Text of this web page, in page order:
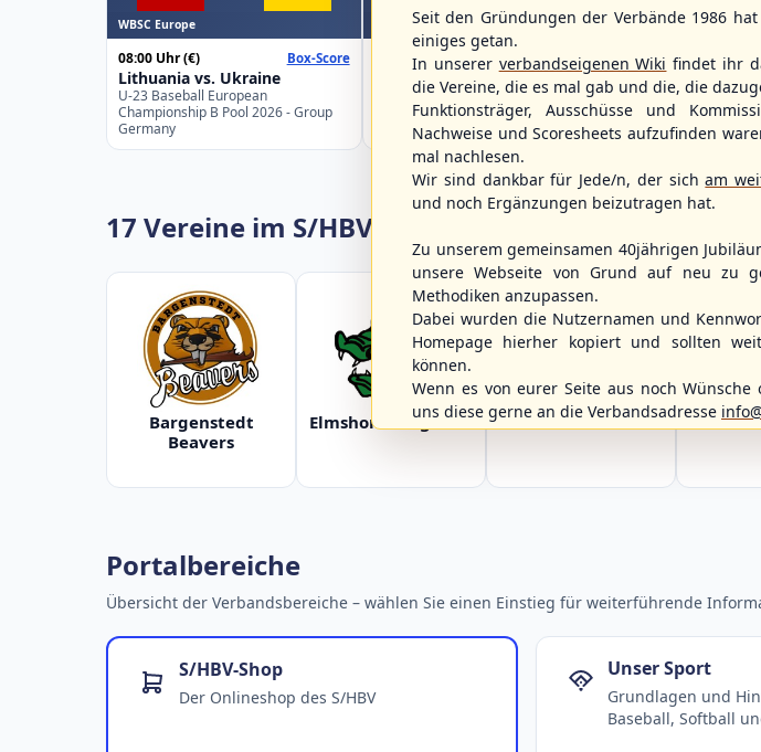
WBSC Europe
08:00 Uhr(€) Box-Score
Lithuania vs. Ukraine
U-23 Baseball European
Championship B Pool 2026 - Group
Germany
WBSC Europe
08:00 Uhr(€) Box-Score
Croatia vs. Greece
U-23 Baseball European
Championship B Pool 2026 - Group
WBSC Europe
11:30 Uhr(€)
Switzerland vs.
U-23 Baseball
Championship B
Spain
17 Vereine im S/HBV
Bargenstedt
Beavers
Elmshorn Alligators Fehmarn Islanders
Portalbereiche
Übersicht der Verbandsbereiche – wählen Sie einen Einstieg für weiterführende
S/HBV-Shop
Der Onlineshop des S/HBV
Unser Sport
Grundlagen und
Baseball, Softball
Seit den Gründungen der Verbände 1986
einiges getan.
In unserer verbandseigenen Wiki findet ihr
die Vereine, die es mal gab und die, die
Funktionsträger, Ausschüsse und
Nachweise und Scoresheets aufzufinden
mal nachlesen.
Wir sind dankbar für Jede/n, der sicham
und noch Ergänzungen beizutragen hat.
Zu unserem gemeinsamen 40jährigen
unsere Webseite von Grund auf neu zu
Methodiken anzupassen.
Dabei wurden die Nutzernamen und
Homepage hierher kopiert und sollten
können.
Wenn es von eurer Seite aus noch
uns diese gerne an die Verbandsadresse